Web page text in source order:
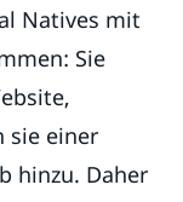
Natives mit
Sie
sie einer
hinzu. Daher